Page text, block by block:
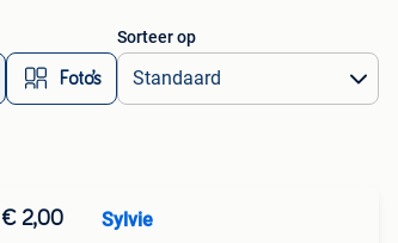
Foto’s
Sorteer op
€ 2,00 Sylvie